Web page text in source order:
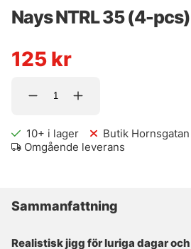
Nays NTRL 35 (4-
125 kr
10+ i lager
Butik Hornsgatan
Omgående leverans
Sammanfattning
Realistisk jigg för luriga dagar